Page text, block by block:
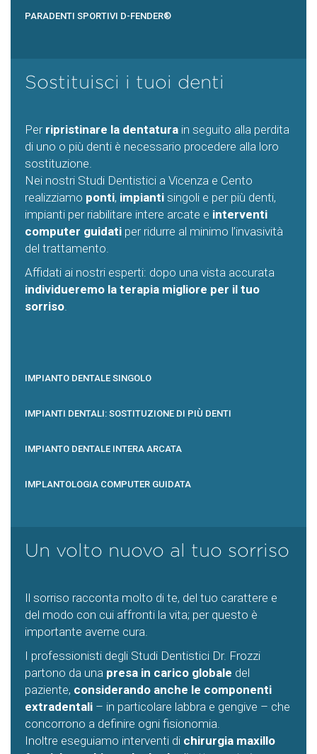
PARADENTI SPORTIVI D-FENDER®
Sostituisci i tuoi denti
Per ripristinare la dentatura in seguito alla perdita
di uno o più denti è necessario procedere alla loro
sostituzione.
Nei nostri Studi Dentistici a Vicenza e Cento
realizziamo ponti, impianti singoli e per più denti,
impianti per riabilitare intere arcate e interventi
computer guidati per ridurre al minimo l’invasività
del trattamento.
Affidati ai nostri esperti: dopo una vista accurata
individueremo la terapia migliore per il tuo
sorriso.
IMPIANTO DENTALE SINGOLO
IMPIANTI DENTALI: SOSTITUZIONE DI PIÙ DENTI
IMPIANTO DENTALE INTERA ARCATA
IMPLANTOLOGIA COMPUTER GUIDATA
Un volto nuovo al tuo sorriso
Il sorriso racconta molto di te, del tuo carattere e
del modo con cui affronti la vita; per questo è
importante averne cura.
I professionisti degli Studi Dentistici Dr. Frozzi
partono da una presa in carico globale del
paziente, considerando anche le componenti
extradentali – in particolare labbra e gengive – che
concorrono a definire ogni fisionomia.
Inoltre eseguiamo interventi di chirurgia maxillo